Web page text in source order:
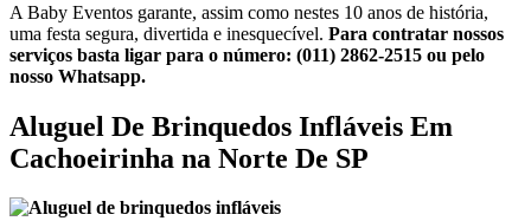
A Baby Eventos garante, assim como nestes 10 anos de história,
uma festa segura, divertida e inesquecível. Para contratar nossos
serviços basta ligar para o número: (011) 2862-2515 ou pelo
nosso Whatsapp.
Aluguel De Brinquedos Infláveis Em
Cachoeirinha na Norte De SP